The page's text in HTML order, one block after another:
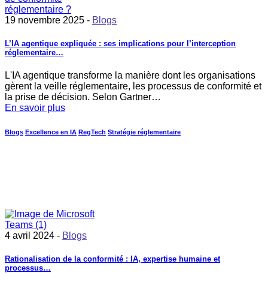
19 novembre 2025 - Blogs
L’IA agentique expliquée : ses implications pour l’interception
réglementaire…
L'IA agentique transforme la manière dont les organisations
gèrent la veille réglementaire, les processus de conformité et
la prise de décision. Selon Gartner…
En savoir plus
Blogs Excellence en IA RegTech Stratégie réglementaire
4 avril 2024 - Blogs
Rationalisation de la conformité : IA, expertise humaine et
processus…